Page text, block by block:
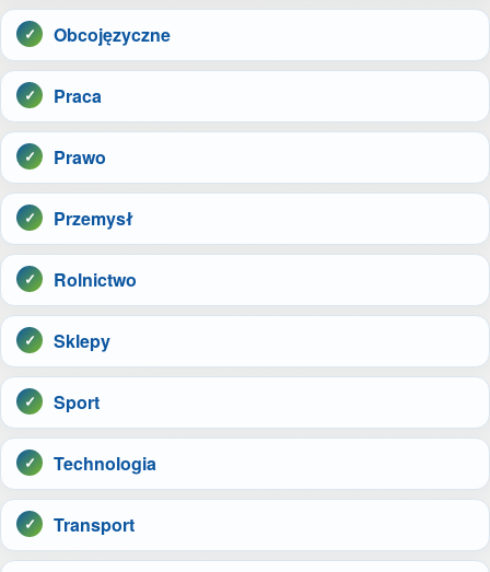
Obcojęzyczne
Praca
Prawo
Przemysł
Rolnictwo
Sklepy
Sport
Technologia
Transport